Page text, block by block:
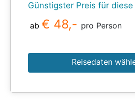
Günstigster Preis für
ab € 48,- pro Person
Reisedaten